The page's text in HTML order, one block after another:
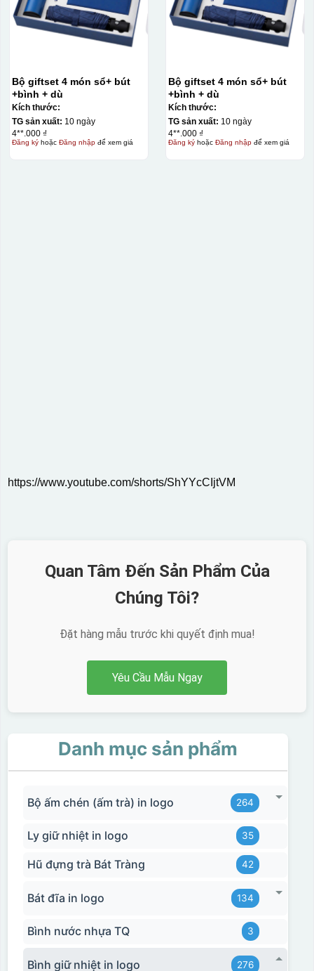
Bộ giftset 4 món sổ+ bút
+bình + dù
Kích thước:
TG sản xuất: 10 ngày
4**.000 ₫
Đăng kýhoặc Đăng nhậpđể xem giá
Bộ giftset 4 món sổ+ bút
+bình + dù
Kích thước:
TG sản xuất: 10 ngày
4**.000 ₫
Đăng kýhoặc Đăng nhậpđể xem giá
https://www.youtube.com/shorts/ShYYcCIjtVM
Quan Tâm Đến Sản Phẩm Của
Chúng Tôi?
Đặt hàng mẫu trước khi quyết định mua!
Yêu Cầu Mẫu Ngay
Danh mục sản phẩm
Bộ ấm chén (ấm trà) in logo 264
Ly giữ nhiệt in logo 35
Hũ đựng trà Bát Tràng 42
Bát đĩa in logo 134
Bình nước nhựa TQ 3
Bình giữ nhiệt in logo 276